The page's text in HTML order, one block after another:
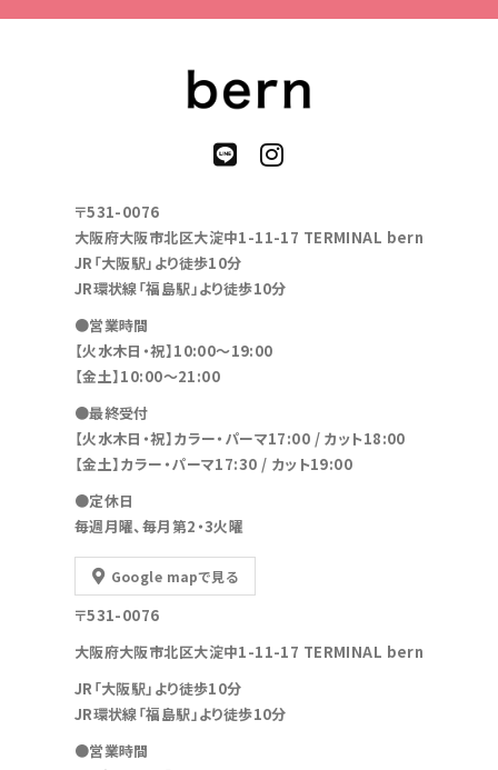
〒531-0076
大阪府大阪市北区大淀中1-11-17 TERMINAL bern
JR「大阪駅」より徒歩10分
JR環状線「福島駅」より徒歩10分
●営業時間
【火水木日・祝】10:00～19:00
【金土】10:00〜21:00
●最終受付
【火水木日・祝】カラー・パーマ17:00 / カット18:00
【金土】カラー・パーマ17:30 / カット19:00
●定休日
毎週月曜、毎月第2・3火曜
Google mapで見る
〒531-0076
大阪府大阪市北区大淀中1-11-17 TERMINAL bern
JR「大阪駅」より徒歩10分
JR環状線「福島駅」より徒歩10分
●営業時間